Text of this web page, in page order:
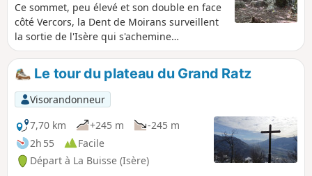
Ce sommet, peu élevé et son double en face
côté Vercors, la Dent de Moirans surveillent
la sortie de l'Isère qui s'achemine
tranquillement vers le Rhône et l'entrée des
nuages porteurs de pluie et de neige
poussés par les vents du Nord.
Remarquable belvédère sur les vallées, c'est
une promenade de demi-journée idéale.
Le tour du plateau du Grand Ratz
Visorandonneur
7,70 km
+245 m
-245 m
2h 55
Facile
Départ à La Buisse (Isère)